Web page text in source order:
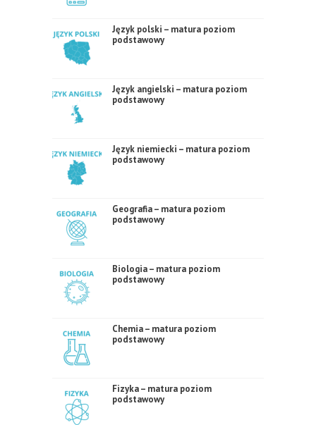
Język polski – matura poziom
podstawowy
Język angielski – matura poziom
podstawowy
Język niemiecki – matura poziom
podstawowy
Geografia – matura poziom
podstawowy
Biologia – matura poziom
podstawowy
Chemia – matura poziom
podstawowy
Fizyka – matura poziom
podstawowy